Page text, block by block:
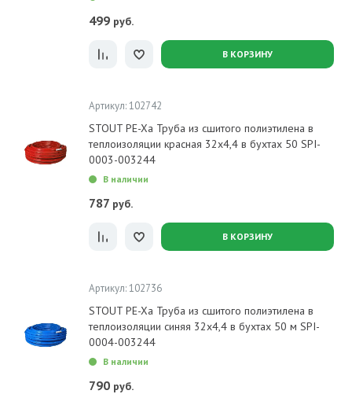
499 руб.
В КОРЗИНУ
Артикул: 102742
STOUT PE-Xa Труба из сшитого полиэтилена в
теплоизоляции красная 32х4,4 в бухтах 50 SPI-
0003-003244
В наличии
787 руб.
В КОРЗИНУ
Артикул: 102736
STOUT PE-Xa Труба из сшитого полиэтилена в
теплоизоляции синяя 32х4,4 в бухтах 50 м SPI-
0004-003244
В наличии
790 руб.